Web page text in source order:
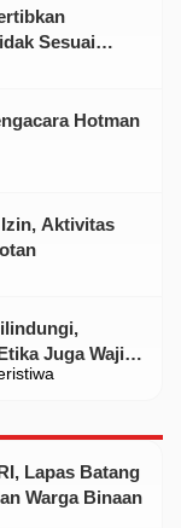
Sesuai
Hotman
Aktivitas
Juga Wajib
Lapas Batang
Warga Binaan